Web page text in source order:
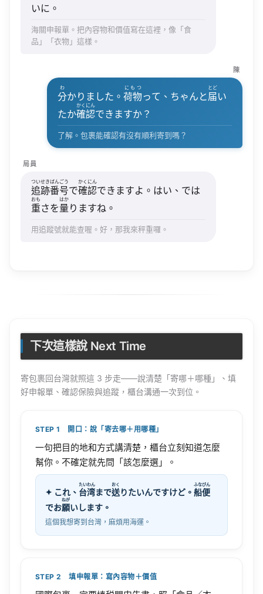
いに。
海關申報單。把內容物和價值寫在這裡，像「食
品」「衣物」這樣。
陳
分
わ
かりました。荷物
にもつ
って、ちゃんと 届
とど
い
たか確認
かくにん
できますか？
了解。包裹能確認有沒有順利寄到嗎？
局員
追跡番号
ついせきばんごう
で確認
かくにん
できますよ。はい、では
重
おも
さを量
はか
りますね。
用追蹤號就能查喔。好，那我來秤重囉。
下次這樣說 Next Time
寄包裹回台灣就照這 3 步走——說清楚「寄哪＋哪種」、填
好申報單、確認保險與追蹤，櫃台溝通一次到位。
STEP 1 開口：說「寄去哪＋用哪種」
一句把目的地和方式講清楚，櫃台立刻知道怎麼
幫你。不確定就先問「該怎麼選」。
✦ これ、 台湾
たいわん
まで送
おく
りたいんですけど。 船便
ふなびん
でお願
ねが
いします。
這個我想寄到台灣，麻煩用海運。
STEP 2 填申報單：寫內容物＋價值